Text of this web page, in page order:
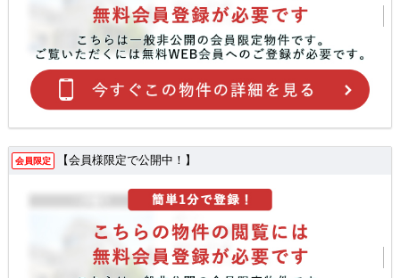
会員限定 【会員様限定で公開中！】